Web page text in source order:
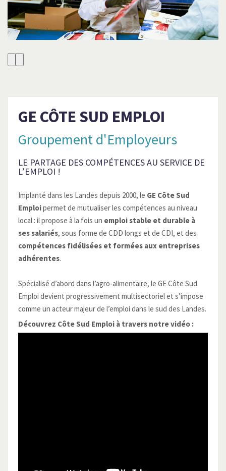
GE CÔTE SUD EMPLOI
Groupement d'Employeurs
LE PARTAGE DES COMPÉTENCES AU SERVICE DE
L’EMPLOI !
Implanté dans les Landes depuis 2000, le GE Côte Sud
Emploipermet de mutualiser les compétences au niveau
local : il propose à la fois un emploi stable et durable à
ses salariés, sous forme de CDD longs et de CDI, et des
compétences fidélisées et formées aux entreprises
adhérentes.
Spécialisé d’abord dans l’agro-alimentaire, le GE Côte Sud
Emploi devient progressivement multisectoriel et s’impose
comme un acteur majeur de l’emploi dans le sud des Landes.
Découvrez Côte Sud Emploi à travers notre vidéo :